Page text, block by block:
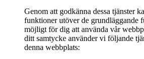
Genom att godkänna dessa tjänster
funktioner utöver de grundläggande
möjligt för dig att använda vår
ditt samtycke använder vi följande
denna webbplats: